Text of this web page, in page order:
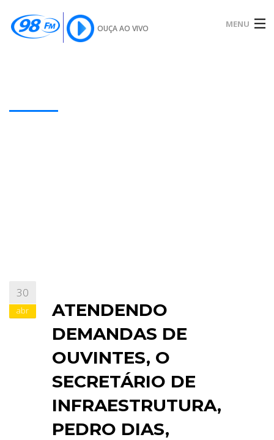
OUÇA AO VIVO MENU
SOBRE
ABRANGÊNCIA
30
abr
ATENDENDO
DEMANDAS DE
OUVINTES, O
SECRETÁRIO DE
INFRAESTRUTURA,
PEDRO DIAS,